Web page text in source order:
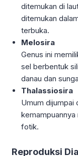
ditemukan di
ditemukan
terbuka.
Melosira
Genus ini
sel berbentuk
danau dan
Thalassiosira
Umum dijumpai
fotik.
Reproduksi